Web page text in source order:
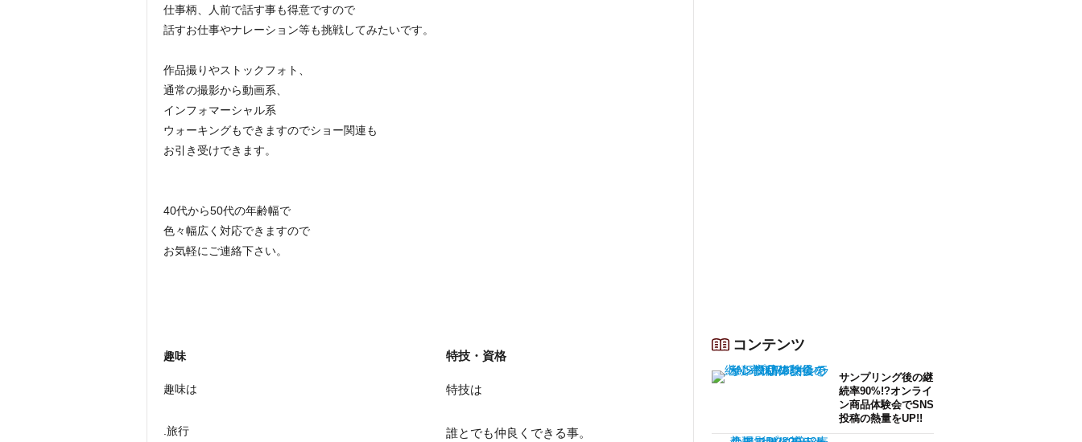
仕事柄、人前で話す事も得意ですので
話すお仕事やナレーション等も挑戦してみたいです。
作品撮りやストックフォト、
通常の撮影から動画系、
インフォマーシャル系
ウォーキングもできますのでショー関連も
お引き受けできます。
40代から50代の年齢幅で
色々幅広く対応できますので
お気軽にご連絡下さい。
趣味
趣味は
.旅行
特技・資格
特技は
誰とでも仲良くできる事。
コンテンツ
サンプリング後の継
続率90%!?オンライ
ン商品体験会でSNS
投稿の熱量をUP!!